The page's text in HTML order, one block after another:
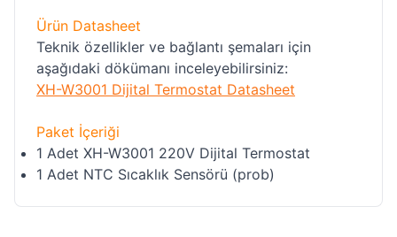
Ürün Datasheet
Teknik özellikler ve bağlantı şemaları için
aşağıdaki dökümanı inceleyebilirsiniz:
XH-W3001 Dijital Termostat Datasheet
Paket İçeriği
1 Adet XH-W3001 220V Dijital Termostat
1 Adet NTC Sıcaklık Sensörü (prob)